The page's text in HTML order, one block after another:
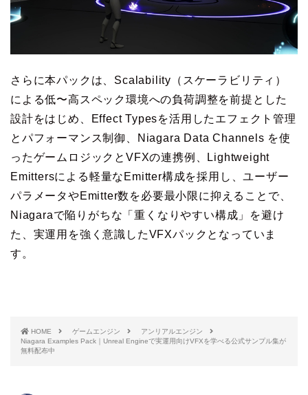
さらに本パックは、Scalability（スケーラビリティ）
による低〜高スペック環境への負荷調整を前提とした
設計をはじめ、Effect Typesを活用したエフェクト管理
とパフォーマンス制御、Niagara Data Channels を使
ったゲームロジックとVFXの連携例、Lightweight
Emittersによる軽量なEmitter構成を採用し、ユーザー
パラメータやEmitter数を必要最小限に抑えることで、
Niagaraで陥りがちな「重くなりやすい構成」を避け
た、実運用を強く意識したVFXパックとなっていま
す。
HOME ゲームエンジン
アンリアルエンジン
Niagara Examples Pack｜Unreal Engineで実運用向けVFXを学べる公式サンプル集が
無料配布中